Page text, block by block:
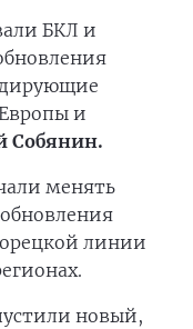
БКЛ и
и
Собянин.
менять
линии
новый,